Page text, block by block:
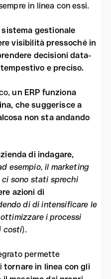
in linea con essi.
gestionale
visibilità pressoché in
decisioni data-
e preciso.
un ERP funziona
che suggerisce a
non sta andando
di indagare,
esempio, il marketing
sono stati sprechi
azioni di
di di intensificare le
i processi
costi).
permette
tornare in linea con gli